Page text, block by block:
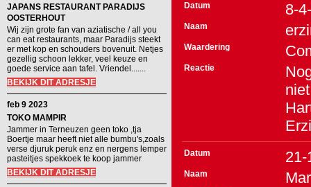
JAPANS RESTAURANT PARADIJS
OOSTERHOUT
Wij zijn grote fan van aziatische / all you
can eat restaurants, maar Paradijs steekt
er met kop en schouders bovenuit. Netjes
gezellig schoon lekker, veel keuze en
goede service aan tafel. Vriendel.......
BEKIJK DIT ADRESJE
feb 9 2023
TOKO MAMPIR
Jammer in Terneuzen geen toko ,tja
Boertje maar heeft niet alle bumbu's,zoals
verse djuruk peruk enz en nergens lemper
pasteitjes spekkoek te koop jammer
BEKIJK DIT ADRESJE
Datum 8-
Naam
Waardering
Reactie
Datum 21-
Naam